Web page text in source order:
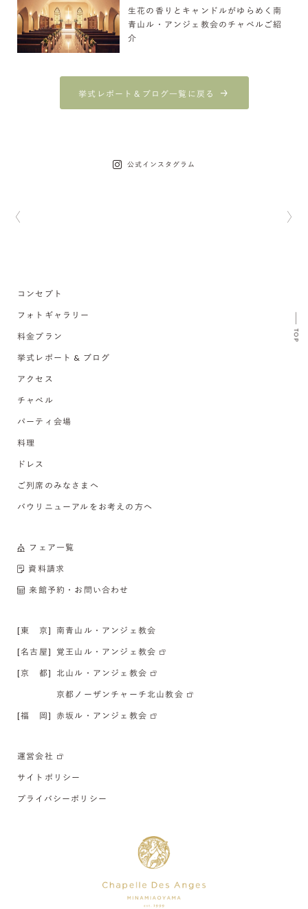
生花の香りとキャンドルがゆらめく南
青山ル・アンジェ教会のチャペルご紹
介
挙式レポート＆ブログ一覧に戻る
公式インスタグラム
TOP
コンセプト
フォトギャラリー
料金プラン
挙式レポート & ブログ
アクセス
チャペル
パーティ会場
料理
ドレス
ご列席のみなさまへ
バウリニューアルをお考えの方へ
フェア一覧
資料請求
来館予約・お問い合わせ
[東 京] 南青山ル・アンジェ教会
[名古屋] 覚王山ル・アンジェ教会
[京 都] 北山ル・アンジェ教会
京都ノーザンチャーチ北山教会
[福 岡] 赤坂ル・アンジェ教会
運営会社
サイトポリシー
プライバシーポリシー